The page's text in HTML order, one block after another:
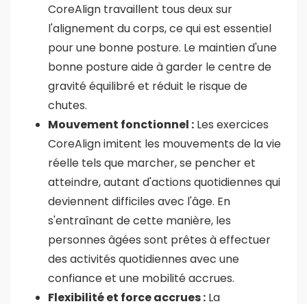
CoreAlign travaillent tous deux sur
l'alignement du corps, ce qui est essentiel
pour une bonne posture. Le maintien d'une
bonne posture aide à garder le centre de
gravité équilibré et réduit le risque de
chutes.
Mouvement fonctionnel : Les exercices
CoreAlign imitent les mouvements de la vie
réelle tels que marcher, se pencher et
atteindre, autant d'actions quotidiennes qui
deviennent difficiles avec l'âge. En
s'entraînant de cette manière, les
personnes âgées sont prêtes à effectuer
des activités quotidiennes avec une
confiance et une mobilité accrues.
Flexibilité et force accrues : La